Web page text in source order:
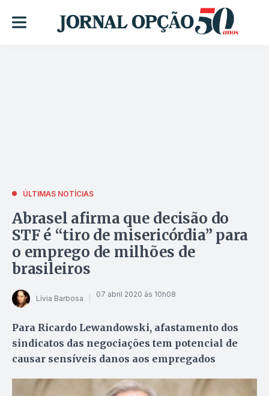
ÚLTIMAS NOTÍCIAS
Abrasel afirma que decisão do
STF é “tiro de misericórdia” para
o emprego de milhões de
brasileiros
Lívia Barbosa 07 abril 2020 às 10h08
Para Ricardo Lewandowski, afastamento dos
sindicatos das negociações tem potencial de
causar sensíveis danos aos empregados